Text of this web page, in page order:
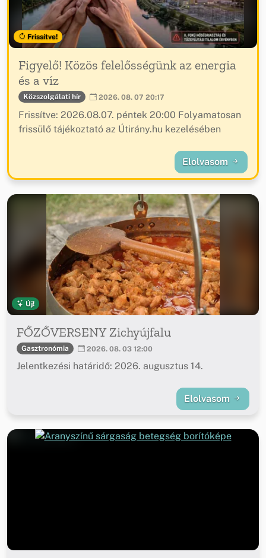
Frissítve!
Figyelő! Közös felelősségünk az energia
és a víz
Közszolgálati hír 2026. 08. 07 20:17
Frissítve: 2026.08.07. péntek 20:00 Folyamatosan
frissülő tájékoztató az Útirány.hu kezelésében
Elolvasom
Új!
FŐZŐVERSENY Zichyújfalu
Gasztronómia 2026. 08. 03 12:00
Jelentkezési határidő: 2026. augusztus 14.
Elolvasom